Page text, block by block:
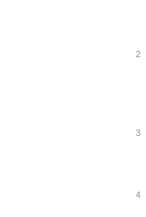
2
3
4